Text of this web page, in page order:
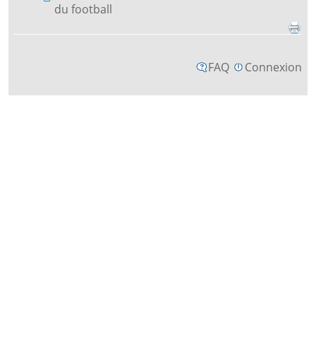
du football
FAQ Connexion